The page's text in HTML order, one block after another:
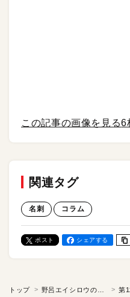
この記事の画像を見る6
関連タグ
名刺 コラム
ポスト シェアする
トップ